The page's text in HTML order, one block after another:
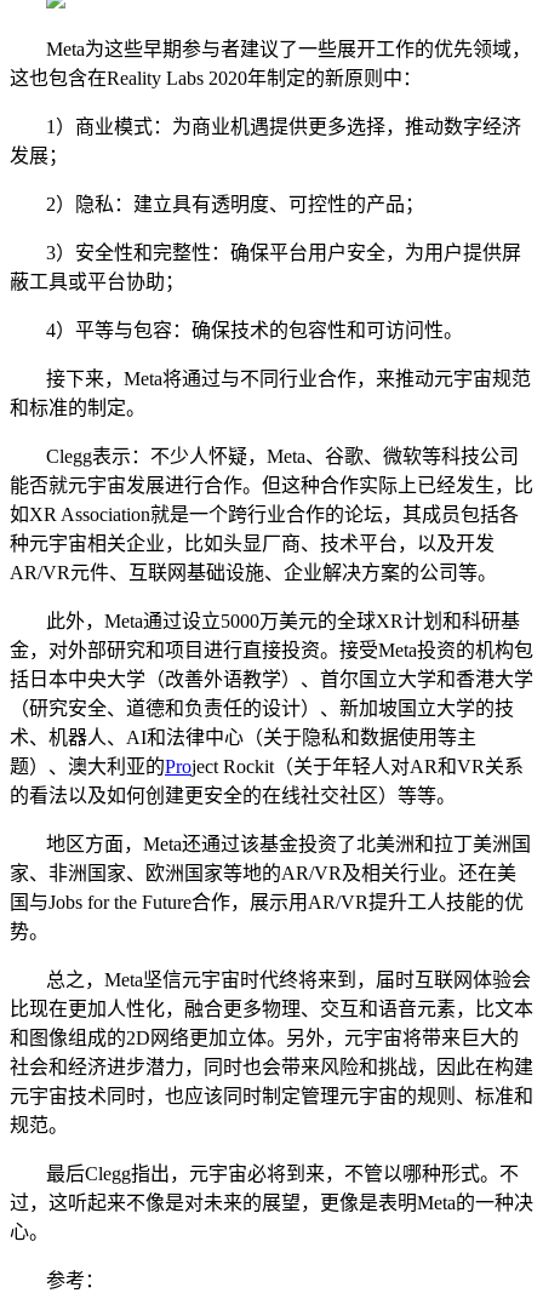
Meta为这些早期参与者建议了一些展开工作的优先领域，
这也包含在Reality Labs 2020年制定的新原则中：
1）商业模式：为商业机遇提供更多选择，推动数字经济
发展；
2）隐私：建立具有透明度、可控性的产品；
3）安全性和完整性：确保平台用户安全，为用户提供屏
蔽工具或平台协助；
4）平等与包容：确保技术的包容性和可访问性。
接下来，Meta将通过与不同行业合作，来推动元宇宙规范
和标准的制定。
Clegg表示：不少人怀疑，Meta、谷歌、微软等科技公司
能否就元宇宙发展进行合作。但这种合作实际上已经发生，比
如XR Association就是一个跨行业合作的论坛，其成员包括各
种元宇宙相关企业，比如头显厂商、技术平台，以及开发
AR/VR元件、互联网基础设施、企业解决方案的公司等。
此外，Meta通过设立5000万美元的全球XR计划和科研基
金，对外部研究和项目进行直接投资。接受Meta投资的机构包
括日本中央大学（改善外语教学）、首尔国立大学和香港大学
（研究安全、道德和负责任的设计）、新加坡国立大学的技
术、机器人、AI和法律中心（关于隐私和数据使用等主
题）、澳大利亚的Project Rockit（关于年轻人对AR和VR关系
的看法以及如何创建更安全的在线社交社区）等等。
地区方面，Meta还通过该基金投资了北美洲和拉丁美洲国
家、非洲国家、欧洲国家等地的AR/VR及相关行业。还在美
国与Jobs for the Future合作，展示用AR/VR提升工人技能的优
势。
总之，Meta坚信元宇宙时代终将来到，届时互联网体验会
比现在更加人性化，融合更多物理、交互和语音元素，比文本
和图像组成的2D网络更加立体。另外，元宇宙将带来巨大的
社会和经济进步潜力，同时也会带来风险和挑战，因此在构建
元宇宙技术同时，也应该同时制定管理元宇宙的规则、标准和
规范。
最后Clegg指出，元宇宙必将到来，不管以哪种形式。不
过，这听起来不像是对未来的展望，更像是表明Meta的一种决
心。
参考：